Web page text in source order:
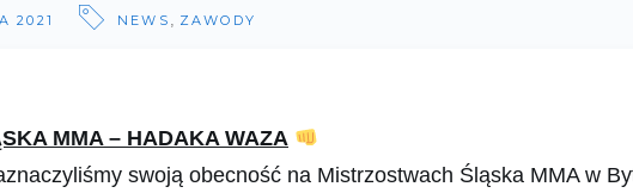
2021 NEWS ZAWODY
MMA – HADAKA WAZA
swoją obecność na Mistrzostwach Śląska MMA w